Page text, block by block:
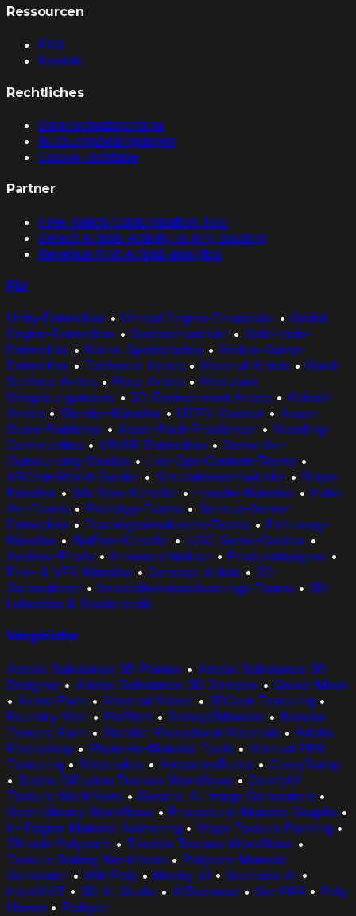
Ressourcen
FAQ
Kontakt
Rechtliches
Datenschutzrichtlinie
Nutzungsbedingungen
Cookie-Richtlinie
Partner
Free Watch Customization Tool
Detect Airbnb Activity In Any Building
Revenue-first Airbnb analytics
Für
Unity-Entwickler • Unreal Engine-Entwickler • Godot
Engine-Entwickler • Spieleentwickler • Solo-Indie-
Entwickler • Kleine Spielestudios • Mobile-Game-
Entwickler • Technical Artists • Material Artists • Hard-
Surface Artists • Prop Artists • Modulare
Umgebungsteams • 3D-Environment Artists • Kitbash
Artists • Blender-Künstler • UEFN-Creator • Asset-
Store-Publisher • Asset-Pack-Freelancer • Modding-
Communities • VR/AR-Entwickler • Game-Art-
Outsourcing-Studios • Live-Ops-Content-Teams •
VRChat-World-Builder • Simulationsentwickler • Maya-
Künstler • 3ds Max-Künstler • Houdini-Künstler • Indie-
Art-Teams • Prototyp-Teams • Serious-Game-
Entwickler • Trainingssimulations-Teams • Fahrzeug-
Künstler • Waffen-Künstler • UGC-Game-Creator •
Archviz-Profis • Innenarchitekten • Produktdesigner •
Film- & VFX-Künstler • Concept Artists • 3D-
Generalisten • Immobilienvisualisierungs-Teams • 3D-
Lehrende & Studierende
Vergleiche
Adobe Substance 3D Painter • Adobe Substance 3D
Designer • Adobe Substance 3D Sampler • Quixel Mixer
• ArmorPaint • Material Maker • 3DCoat Texturing •
Foundry Mari • PixPlant • Bitmap2Material • Blender
Texture Paint • Blender Procedural Materials • Adobe
Photoshop • Photo-to-Material Tools • Manual PBR
Texturing • Materialize • AwesomeBump • CrazyBump
• Stable Diffusion Texture Workflows • ComfyUI
Texture Workflows • Generic AI Image Generators •
Scan Library Workflows • Procedural Material Graphs •
In-Engine Material Authoring • Maya Texture Painting •
ZBrush Polypaint • Tileable Texture Workflows •
Texture Baking Workflows • Polycam Material
Generator • WithPoly • Meshy AI • Scenario AI •
InstaMAT • 3D AI Studio • AITextured • GenPBR • Poly
Haven • Poliigon